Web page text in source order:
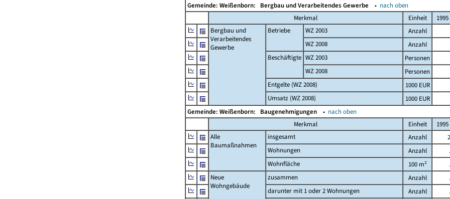
Gemeinde: Weißenborn: Bergbau und Verarbeitendes Gewerbe ▴ nach oben
Merkmal
Einheit 1995
Bergbau und
Verarbeitendes
Gewerbe
Betriebe WZ 2003 Anzahl
WZ 2008
Anzahl
Beschäftigte WZ 2003 Personen
WZ 2008
Personen
Entgelte (WZ 2008)
1000 EUR
Umsatz (WZ 2008)
1000 EUR
Gemeinde: Weißenborn: Baugenehmigungen ▴ nach oben
Merkmal
Einheit 1995
Alle
Baumaßnahmen
insgesamt Anzahl 2
Wohnungen
Anzahl .
Wohnfläche
100 m² .
Neue
Wohngebäude
zusammen Anzahl .
darunter mit 1 oder 2 Wohnungen
Anzahl .